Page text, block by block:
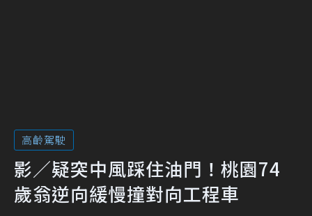
高齡駕駛
影／疑突中風踩住油門！桃園74
歲翁逆向緩慢撞對向工程車